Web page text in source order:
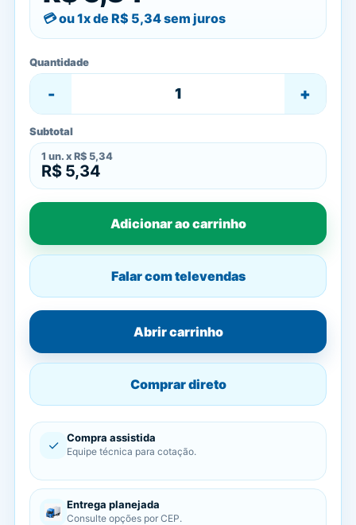
ou 1x de R$ 5,34sem juros
Quantidade
- +
Subtotal
1 un. x R$ 5,34
R$ 5,34
Adicionar ao carrinho
Falar com televendas
Abrir carrinho
Comprar direto
✓ Compra assistida
Equipe técnica para cotação.
Entrega planejada
Consulte opções por CEP.